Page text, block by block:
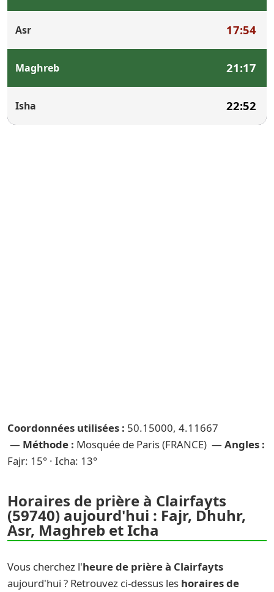
Asr 17:54
Maghreb 21:17
Isha 22:52
Coordonnées utilisées : 50.15000, 4.11667
— Méthode : Mosquée de Paris (FRANCE) — Angles :
Fajr: 15° · Icha: 13°
Horaires de prière à Clairfayts
(59740) aujourd'hui : Fajr, Dhuhr,
Asr, Maghreb et Icha
Vous cherchez l'heure de prière à Clairfayts
aujourd'hui ? Retrouvez ci-dessus les horaires de